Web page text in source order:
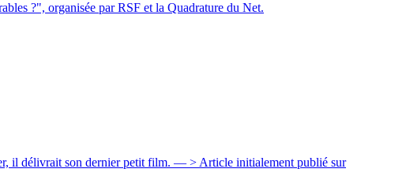
?", organisée par RSF et la Quadrature du Net.
il délivrait son dernier petit film. — > Article initialement publié sur